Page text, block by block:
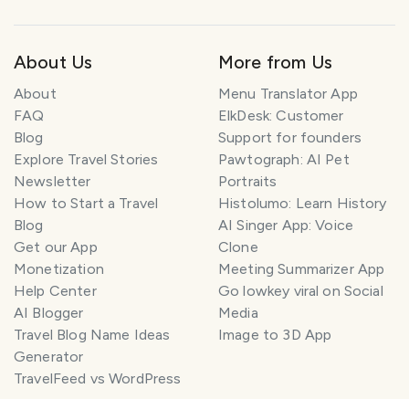
About Us
About
FAQ
Blog
Explore Travel Stories
Newsletter
How to Start a Travel
Blog
Get our App
Monetization
Help Center
AI Blogger
Travel Blog Name Ideas
Generator
TravelFeed vs WordPress
More from Us
Menu Translator App
ElkDesk: Customer
Support for founders
Pawtograph: AI Pet
Portraits
Histolumo: Learn History
AI Singer App: Voice
Clone
Meeting Summarizer App
Go lowkey viral on Social
Media
Image to 3D App